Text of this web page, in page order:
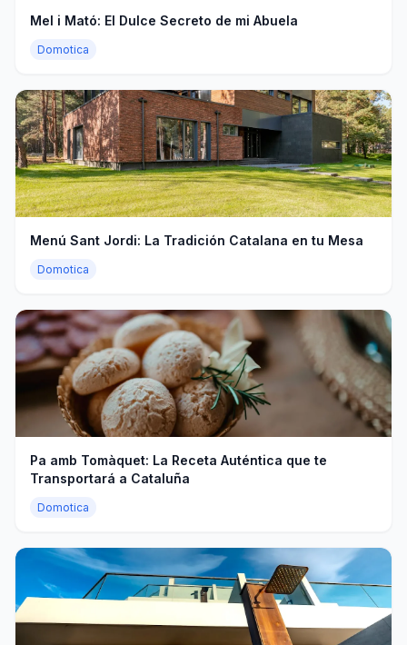
Mel i Mató: El Dulce Secreto de mi Abuela
Domotica
Menú Sant Jordi: La Tradición Catalana en tu Mesa
Domotica
Pa amb Tomàquet: La Receta Auténtica que te
Transportará a Cataluña
Domotica